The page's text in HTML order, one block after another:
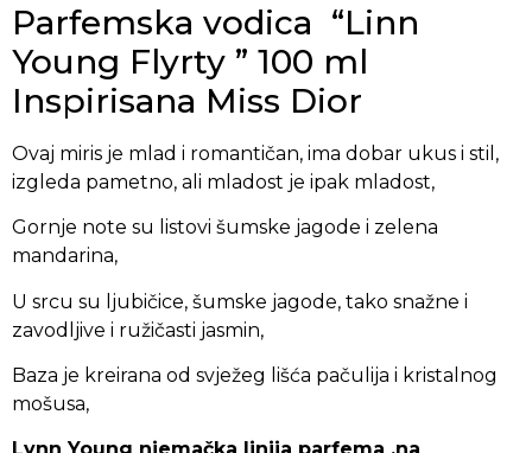
Parfemska vodica “Linn
Young Flyrty ” 100 ml
Inspirisana Miss Dior
Ovaj miris je mlad i romantičan, ima dobar ukus i stil,
izgleda pametno, ali mladost je ipak mladost,
Gornje note su listovi šumske jagode i zelena
mandarina,
U srcu su ljubičice, šumske jagode, tako snažne i
zavodljive i ružičasti jasmin,
Baza je kreirana od svježeg lišća pačulija i kristalnog
mošusa,